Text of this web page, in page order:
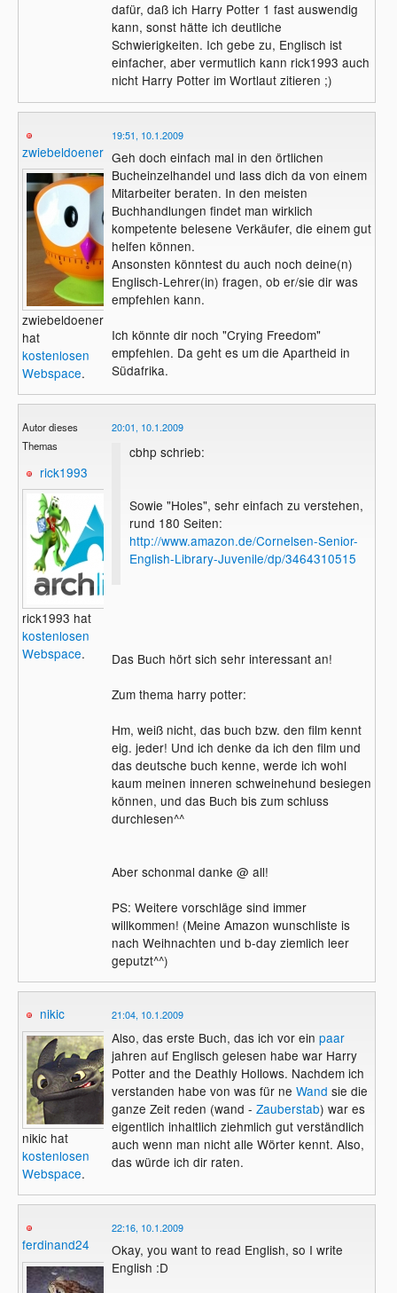
dafür, daß ich Harry Potter 1 fast auswendig
kann, sonst hätte ich deutliche
Schwierigkeiten. Ich gebe zu, Englisch ist
einfacher, aber vermutlich kann rick1993 auch
nicht Harry Potter im Wortlaut zitieren ;)
zwiebeldoener
zwiebeldoener
hat
kostenlosen
Webspace.
19:51, 10.1.2009
Geh doch einfach mal in den örtlichen
Bucheinzelhandel und lass dich da von einem
Mitarbeiter beraten. In den meisten
Buchhandlungen findet man wirklich
kompetente belesene Verkäufer, die einem gut
helfen können.
Ansonsten könntest du auch noch deine(n)
Englisch-Lehrer(in) fragen, ob er/sie dir was
empfehlen kann.
Ich könnte dir noch "Crying Freedom"
empfehlen. Da geht es um die Apartheid in
Südafrika.
Autor dieses
Themas
rick1993
rick1993 hat
kostenlosen
Webspace.
20:01, 10.1.2009
cbhp schrieb:
Sowie "Holes", sehr einfach zu verstehen,
rund 180 Seiten:
http://www.amazon.de/Cornelsen-Senior-
English-Library-Juvenile/dp/3464310515
Das Buch hört sich sehr interessant an!
Zum thema harry potter:
Hm, weiß nicht, das buch bzw. den film kennt
eig. jeder! Und ich denke da ich den film und
das deutsche buch kenne, werde ich wohl
kaum meinen inneren schweinehund besiegen
können, und das Buch bis zum schluss
durchlesen^^
Aber schonmal danke @ all!
PS: Weitere vorschläge sind immer
willkommen! (Meine Amazon wunschliste is
nach Weihnachten und b-day ziemlich leer
geputzt^^)
nikic
nikic hat
kostenlosen
Webspace.
21:04, 10.1.2009
Also, das erste Buch, das ich vor ein paar
jahren auf Englisch gelesen habe war Harry
Potter and the Deathly Hollows. Nachdem ich
verstanden habe von was für ne Wand sie die
ganze Zeit reden (wand - Zauberstab) war es
eigentlich inhaltlich ziehmlich gut verständlich
auch wenn man nicht alle Wörter kennt. Also,
das würde ich dir raten.
ferdinand24
22:16, 10.1.2009
Okay, you want to read English, so I write
English :D